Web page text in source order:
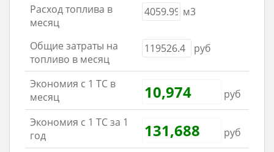
Расход топлива в
месяц
м3
Общие затраты на
топливо в месяц
руб
Экономия с 1 ТС в
месяц
руб
Экономия с 1 ТС за 1
год
руб